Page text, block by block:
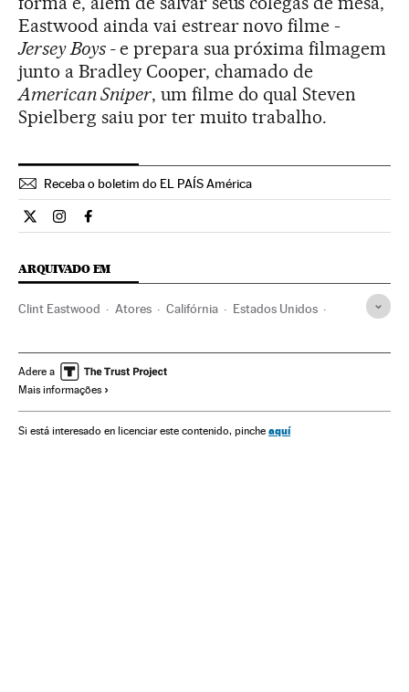
Eastwood ainda vai estrear novo filme -
Jersey Boys -e prepara sua próxima filmagem
junto a Bradley Cooper, chamado de
American Sniper, um filme do qual Steven
Spielberg saiu por ter muito trabalho.
Receba o boletim do EL PAÍS América
Cultura El País Brasil en Twitter
Cultura El País Brasil en Instagram
Cultura El País Brasil en Facebook
ARQUIVADO EM
Clint Eastwood Atores Califórnia Estados Unidos
Adere a
Mais informações
Si está interesado en licenciar este contenido, pinche aquí